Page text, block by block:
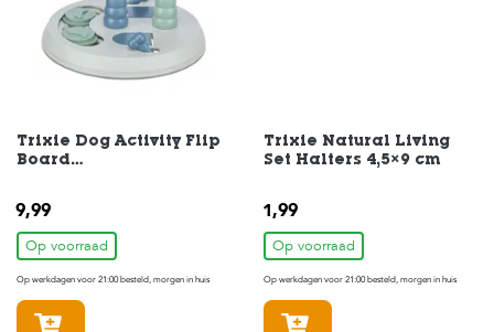
Trixie Dog Activity Flip
Board
9,99
Op voorraad
Op werkdagen voor 21:00 besteld, morgen in huis
Trixie Natural Living
Set Halters 4,5×9 cm
1,99
Op voorraad
Op werkdagen voor 21:00 besteld, morgen in huis